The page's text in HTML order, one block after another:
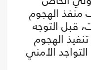
منفذ الهجوم
قبل التوجه
الهجوم
الأمني